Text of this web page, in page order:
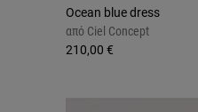
Ocean blue dress
από Ciel Concept
210,00 €